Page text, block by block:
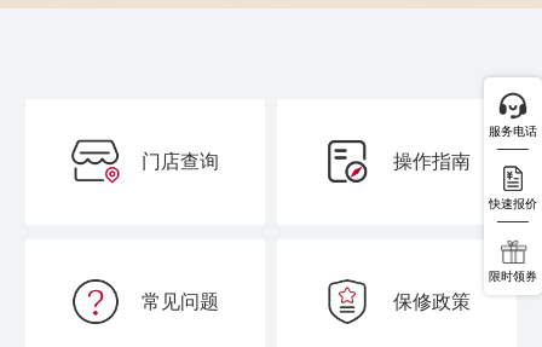
门店查询 操作指南
常见问题 保修政策
服务电话
快速报价
限时领券